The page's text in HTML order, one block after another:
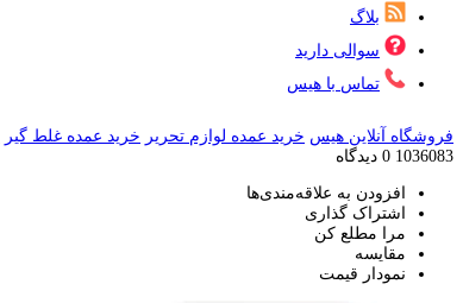
بلاگ
سوالی دارید
تماس با هیس
فروشگاه آنلاین هیس خرید عمده لوازم تحریر خرید عمده غلط گیر
1036083 0 دیدگاه
افزودن به علاقه‌مندی‌ها
اشتراک گذاری
مرا مطلع کن
مقایسه
نمودار قیمت